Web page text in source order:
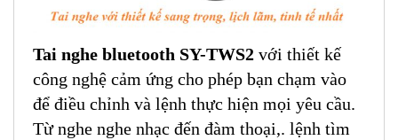
Tai nghe bluetooth SY-TWS2 với thiết kế
công nghệ cảm ứng cho phép bạn chạm vào
để điều chỉnh và lệnh thực hiện mọi yêu cầu.
Từ nghe nghe nhạc đến đàm thoại,. lệnh tìm